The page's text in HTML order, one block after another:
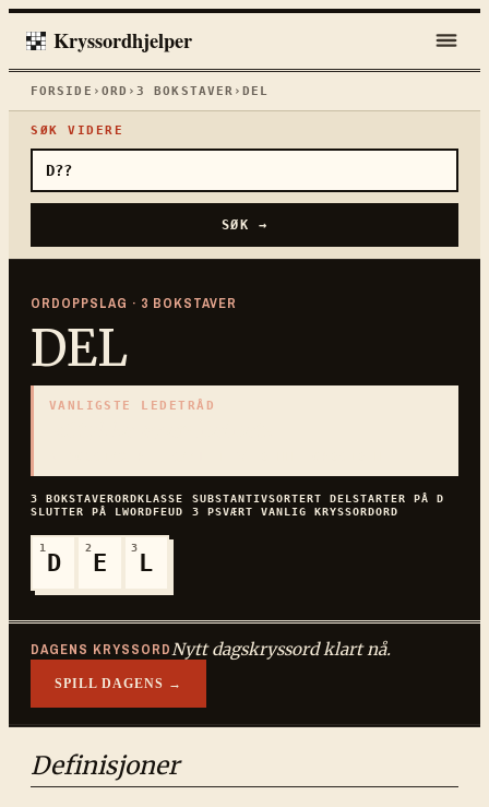
Kryssordhjelper
FORSIDE › ORD ›3 BOKSTAVER ›DEL
SØK VIDERE
SØK →
ORDOPPSLAG · 3 BOKSTAVER
DEL
VANLIGSTE LEDETRÅD
3 BOKSTAVERORDKLASSE SUBSTANTIVSORTERT DELSTARTER PÅD
SLUTTER PÅ LWORDFEUD 3 PSVÆRT VANLIG KRYSSORDORD
1
D
2
E
3
L
DAGENS KRYSSORDNytt dagskryssord klart nå.
SPILL DAGENS →
Definisjoner